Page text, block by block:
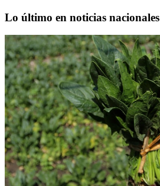
Lo último en noticias nacionales